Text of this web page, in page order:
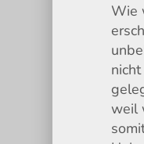
Wie
weil